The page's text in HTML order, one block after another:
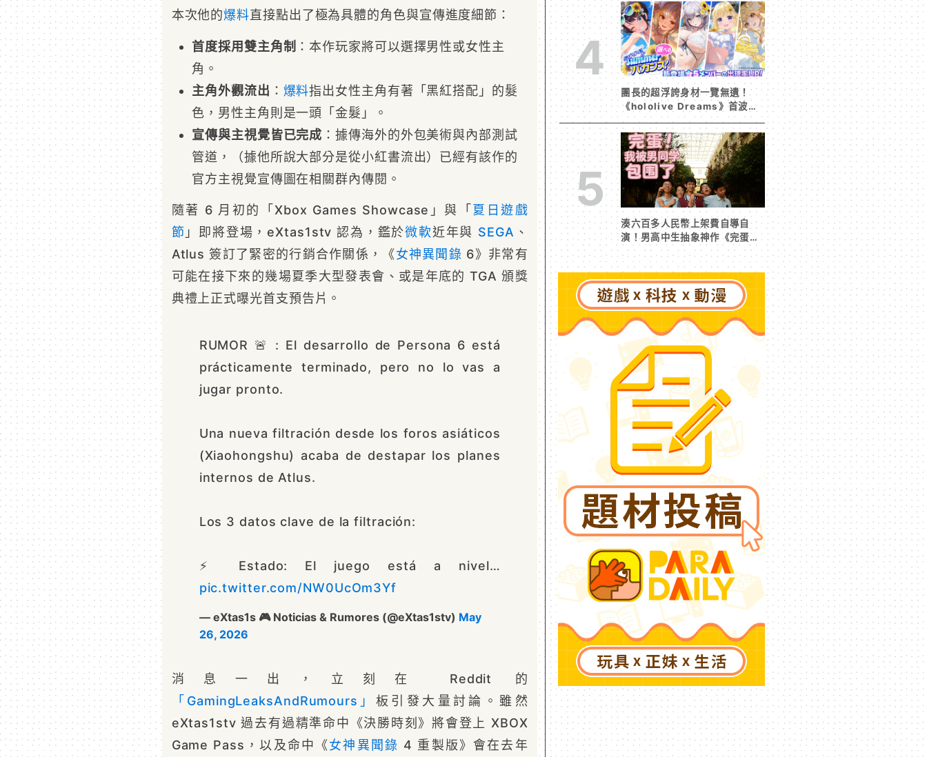
本次他的爆料直接點出了極為具體的角色與宣傳進度細節：
首度採用雙主角制 ：本作玩家將可以選擇男性或女性主
角。
主角外觀流出 ： 爆料指出女性主角有著「黑紅搭配」的髮
色，男性主角則是一頭「金髮」。
宣傳與主視覺皆已完成 ：據傳海外的外包美術與內部測試
管道，（據他所說大部分是從小紅書流出）已經有該作的
官方主視覺宣傳圖在相關群內傳閱。
隨著 6 月初的「Xbox Games Showcase」與「 夏日遊戲
節 」即將登場，eXtas1stv 認為，鑑於微軟近年與 SEGA 、
Atlus 簽訂了緊密的行銷合作關係，《女神異聞錄 6》非常有
可能在接下來的幾場夏季大型發表會、或是年底的 TGA 頒獎
典禮上正式曝光首支預告片。
RUMOR 🚨 : El desarrollo de Persona 6 está
prácticamente terminado, pero no lo vas a
jugar pronto.
Una nueva filtración desde los foros asiáticos
(Xiaohongshu) acaba de destapar los planes
internos de Atlus.
Los 3 datos clave de la filtración:
⚡️ Estado: El juego está a nivel…
pic.twitter.com/NW0UcOm3Yf
— eXtas1s 🎮 Noticias & Rumores (@eXtas1stv) May
26, 2026
消息一出，立刻在 Reddit 的
「GamingLeaksAndRumours」 板引發大量討論。雖然
eXtas1stv 過去有過精準命中《決勝時刻》將會登上 XBOX
Game Pass，以及命中《女神異聞錄 4 重製版》會在去年
4
團長的超浮誇身材一覽無遺！
《hololive Dreams》首波夏
日活動今日開跑 白銀諾艾爾等
5 位人氣成員泳裝卡池同步解鎖
5
湊六百多人民幣上架費自導自
演！男高中生抽象神作《完蛋！
我被男同學包圍了》突然爆紅